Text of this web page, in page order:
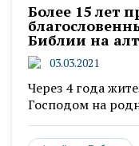
Более 15 лет
Библии на
03.03.2021
Через 4 года
Господом на